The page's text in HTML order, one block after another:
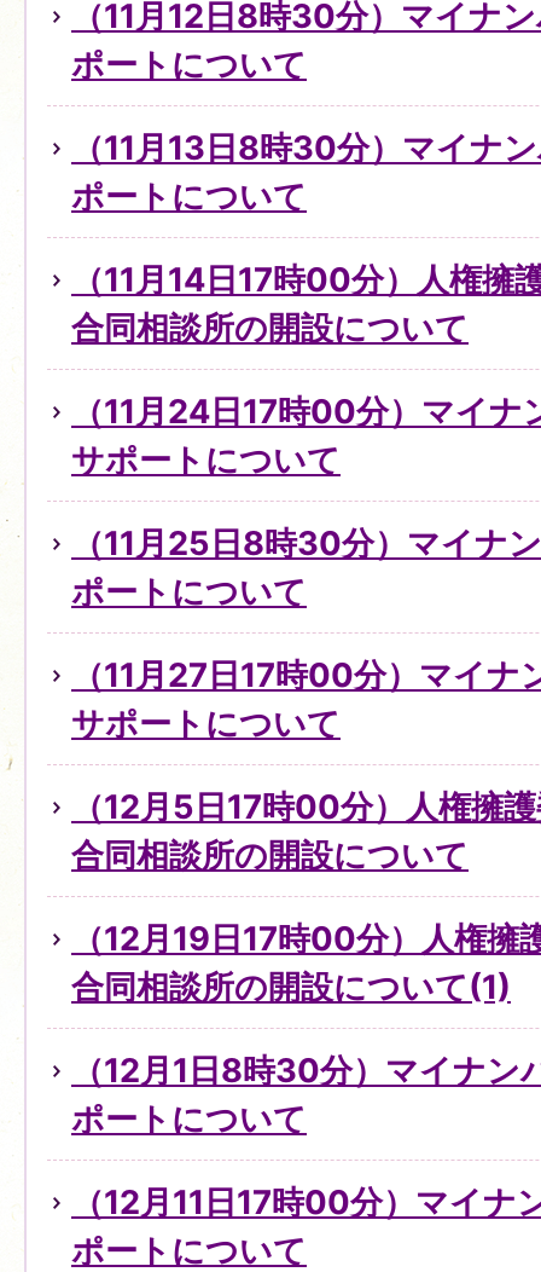
（11月12日8時30分）マイナ
ポートについて
（11月13日8時30分）マイナ
ポートについて
（11月14日17時00分）人権擁
合同相談所の開設について
（11月24日17時00分）マイ
サポートについて
（11月25日8時30分）マイナ
ポートについて
（11月27日17時00分）マイ
サポートについて
（12月5日17時00分）人権擁
合同相談所の開設について
（12月19日17時00分）人権擁
合同相談所の開設について(1)
（12月1日8時30分）マイナン
ポートについて
（12月11日17時00分）マイ
ポートについて